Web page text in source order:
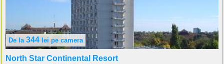
De la 344 lei pe camera
North Star Continental Resort